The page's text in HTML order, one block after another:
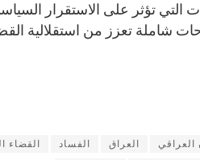
التي تؤثر على الاستقرار
شاملة تعزز من استقلالية
العراقي العراق الفساد القضاء